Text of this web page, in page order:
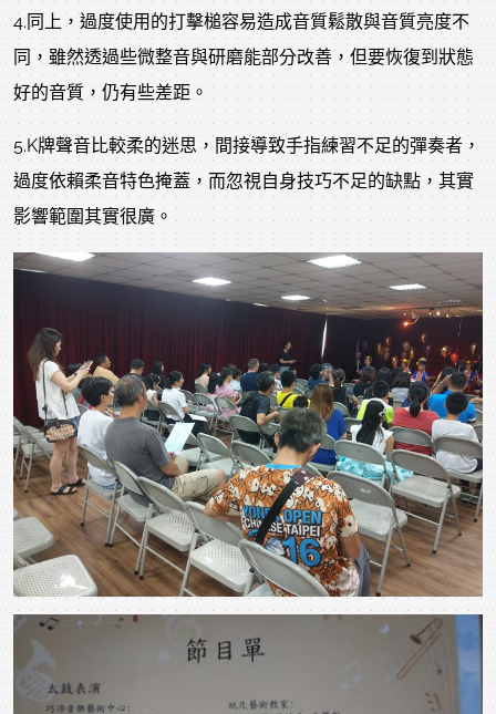
4.同上，過度使用的打擊槌容易造成音質鬆散與音質亮度不
同，雖然透過些微整音與研磨能部分改善，但要恢復到狀態
好的音質，仍有些差距。
5.K牌聲音比較柔的迷思，間接導致手指練習不足的彈奏者，
過度依賴柔音特色掩蓋，而忽視自身技巧不足的缺點，其實
影響範圍其實很廣。